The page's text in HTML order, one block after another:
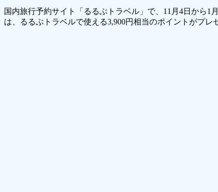
国内旅行予約サイト「るるぶトラベル」で、11月4日から
は、るるぶトラベルで使える3,900円相当のポイントがプレ